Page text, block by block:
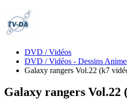
DVD / Vidéos
DVD / Vidéos - Dessins
Galaxy rangers Vol.22 (k7
Galaxy rangers Vol.22